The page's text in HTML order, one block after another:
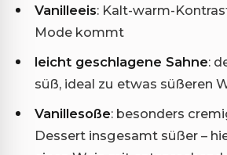
Vanilleeis: Kalt-warm-
Mode kommt
leicht geschlagene Sahne:
süß, ideal zu etwas süßeren
Vanillesoße: besonders
Dessert insgesamt süßer –